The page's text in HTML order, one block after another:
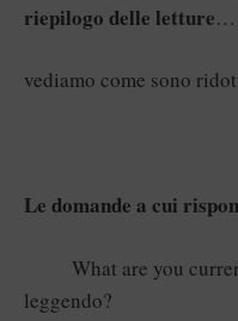
riepilogo delle letture…
vediamo come sono
Le domande a cui
What are you
leggendo?